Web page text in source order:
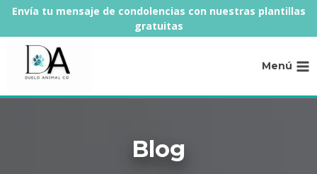
Saltar
contenido
Envía tu mensaje de condolencias con nuestras plantillas
gratuitas
Menú
Blog